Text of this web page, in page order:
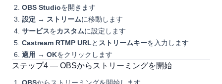
OBS Studioを開きます
設定 → ストリームに移動します
サービスをカスタムに設定します
Castream RTMP URLと ストリームキーを入力します
適用 → OKをクリックします
ステップ4 — OBSからストリーミングを開始